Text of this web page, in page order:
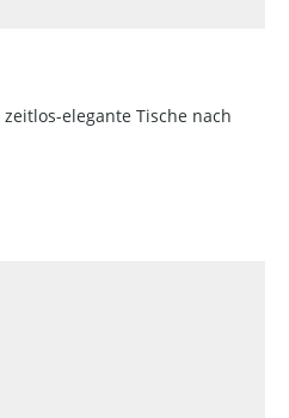
elegante Tische nach